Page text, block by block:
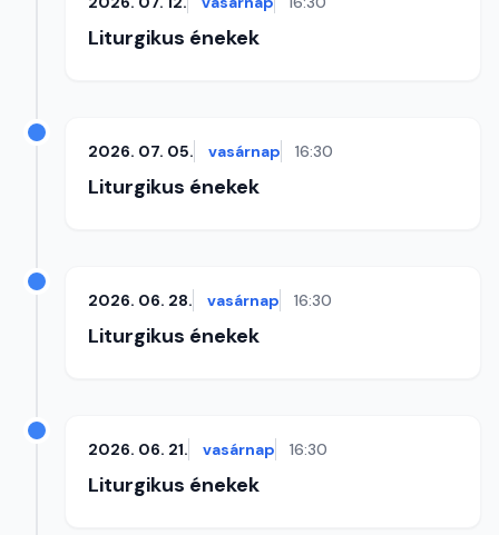
Liturgikus énekek
2026. 07. 05. vasárnap 16:30
Liturgikus énekek
2026. 06. 28. vasárnap 16:30
Liturgikus énekek
2026. 06. 21. vasárnap 16:30
Liturgikus énekek